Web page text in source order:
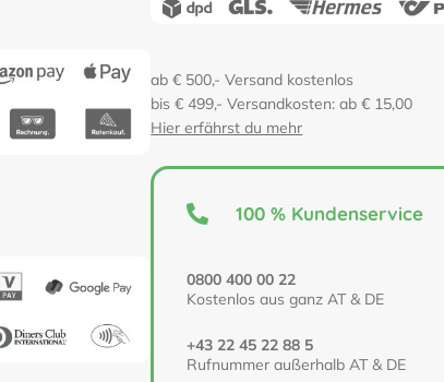
ab € 500,- Versand kostenlos
bis € 499,- Versandkosten: ab € 15,00
Hier erfährst du mehr
100 % Kundenservice
0800 400 00 22
Kostenlos aus ganz AT & DE
+43 22 45 22 88 5
Rufnummer außerhalb AT & DE